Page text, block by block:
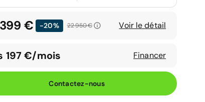
€ -20% 22 950 € Voir le détail
197 €/mois Financer
Contactez-nous